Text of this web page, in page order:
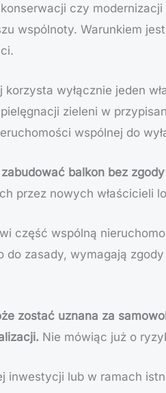
czy
wspólnoty. Warunkiem
wyłącznie jeden
zieleni w
wspólnej do
balkon bez
przez nowych właścicieli
część wspólną
do zasady, wymagają
zostać uznana za
Nie mówiąc już o
inwestycji lub w ramach